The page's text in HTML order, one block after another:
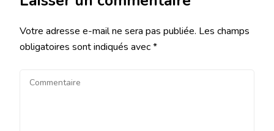
Votre adresse e-mail ne sera pas publiée. Les champs
obligatoires sont indiqués avec*